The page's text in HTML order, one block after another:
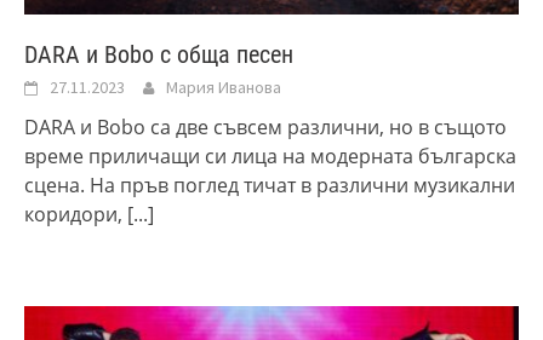
DARA и Bobo с обща песен
27.11.2023 Мария Иванова
DARA и Bobo са две съвсем различни, но в същото
време приличащи си лица на модерната българска
сцена. На пръв поглед тичат в различни музикални
коридори, [...]